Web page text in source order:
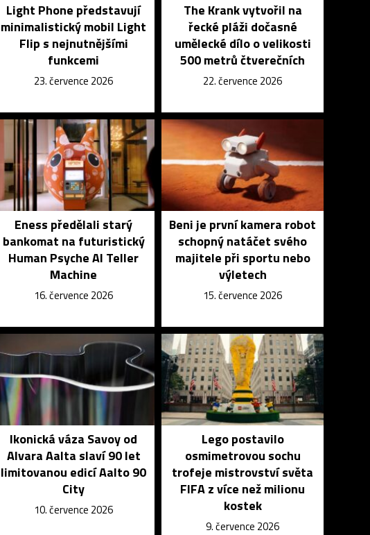
Light Phone představují
minimalistický mobil Light
Flip s nejnutnějšími
funkcemi
23. července 2026
The Krank vytvořil na
řecké pláži dočasné
umělecké dílo o velikosti
500 metrů čtverečních
22. července 2026
Eness předělali starý
bankomat na futuristický
Human Psyche AI Teller
Machine
16. července 2026
Beni je první kamera robot
schopný natáčet svého
majitele při sportu nebo
výletech
15. července 2026
Ikonická váza Savoy od
Alvara Aalta slaví 90 let
limitovanou edicí Aalto 90
City
10. července 2026
Lego postavilo
osmimetrovou sochu
trofeje mistrovství světa
FIFA z více než milionu
kostek
9. července 2026